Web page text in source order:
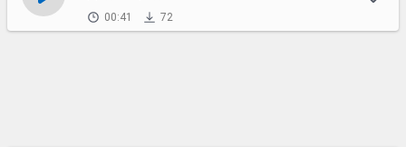
00:41 72